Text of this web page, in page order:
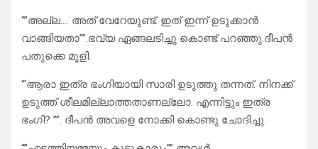
“”അല്ല…. അത് വേറേയുണ്ട്. ഇത് ഇന്ന് ഉടുക്കാൻ
വാങ്ങിയതാ””.ഭവ്യ ഏങ്ങലടിച്ചു കൊണ്ട് പറഞ്ഞു.ദീപൻ
പതുക്കെ മൂളി.
“‘ആരാ ഇത്ര ഭംഗിയായി സാരി ഉടുത്തു തന്നത്. നിനക്ക്
ഉടുത്ത് ശീലമില്ലാത്തതാണല്ലോ. എന്നിട്ടും ഇത്ര
ഭംഗി? ””. ദീപൻ അവളെ നോക്കി കൊണ്ടു ചോദിച്ചു.